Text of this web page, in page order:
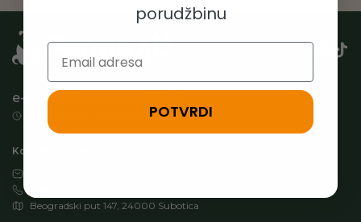
e-Shop: Panda4you D.O.O.
Radno vreme: 07:00 – 15:00h (Pon-Pet)
Kontakt podaci:
Beogradski put 147, 24000 Subotica
porudžbinu
Email
POTVRDI